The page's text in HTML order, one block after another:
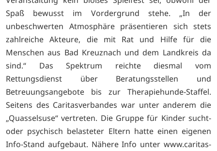
Spaß bewusst im Vordergrund stehe. „In der
unbeschwerten Atmosphäre präsentieren sich stets
zahlreiche Akteure, die mit Rat und Hilfe für die
Menschen aus Bad Kreuznach und dem Landkreis da
sind.“ Das Spektrum reichte diesmal vom
Rettungsdienst über Beratungsstellen und
Betreuungsangebote bis zur Therapiehunde-Staffel.
Seitens des Caritasverbandes war unter anderem die
„Quasselsuse“ vertreten. Die Gruppe für Kinder sucht-
oder psychisch belasteter Eltern hatte einen eigenen
Info-Stand aufgebaut. Nähere Info unter www.caritas-